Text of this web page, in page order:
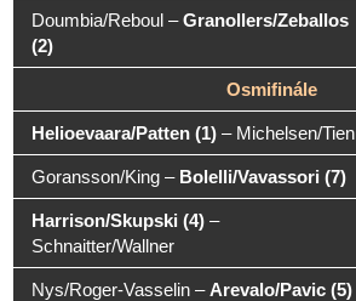
Doumbia/Reboul –Granollers/Zeballos
(2)
Osmifinále
Helioevaara/Patten (1) – Michelsen/Tien
Goransson/King – Bolelli/Vavassori (7)
Harrison/Skupski (4) –
Schnaitter/Wallner
Nys/Roger-Vasselin –Arevalo/Pavic (5)